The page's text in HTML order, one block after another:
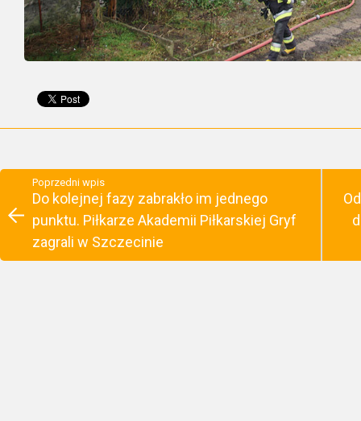
Poprzedni wpis
Do kolejnej fazy zabrakło im jednego
punktu. Piłkarze Akademii Piłkarskiej Gryf
zagrali w Szczecinie